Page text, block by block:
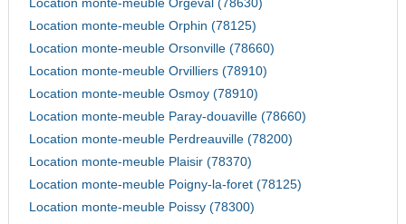
Location monte-meuble Orgeval (78630)
Location monte-meuble Orphin (78125)
Location monte-meuble Orsonville (78660)
Location monte-meuble Orvilliers (78910)
Location monte-meuble Osmoy (78910)
Location monte-meuble Paray-douaville (78660)
Location monte-meuble Perdreauville (78200)
Location monte-meuble Plaisir (78370)
Location monte-meuble Poigny-la-foret (78125)
Location monte-meuble Poissy (78300)